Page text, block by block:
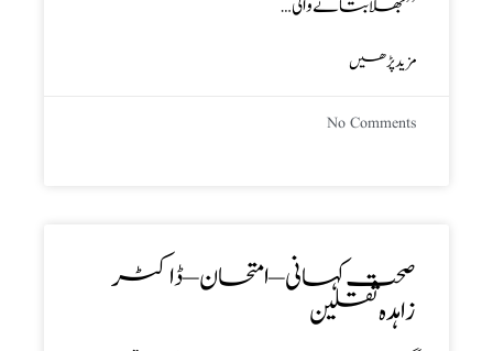
مزید پڑھیں
No Comments
صحت کہانی – امتحان – ڈاکٹر
زاہدہ ثقلین